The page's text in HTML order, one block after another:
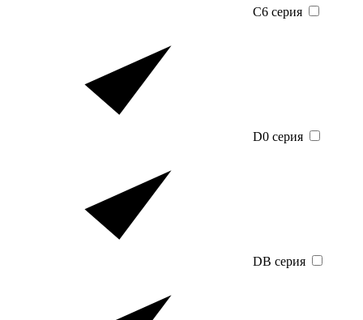
C6 серия
D0 серия
DB серия